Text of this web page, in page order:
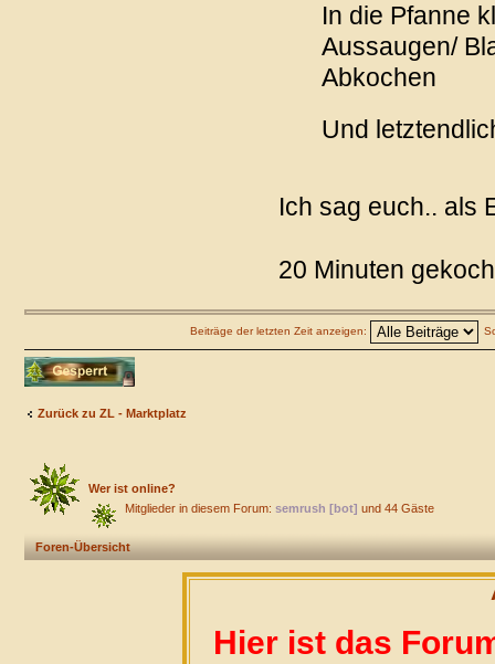
In die Pfanne
Aussaugen/
Abkochen
Und
Ich sag euch.. als
20 Minuten
Beiträge der letzten Zeit anzeigen:
Thema gesperrt
Zurück zu ZL - Marktplatz
Wer ist online?
Mitglieder in diesem Forum: semrush [bot] und 44 Gäste
Foren-Übersicht
Hier ist das